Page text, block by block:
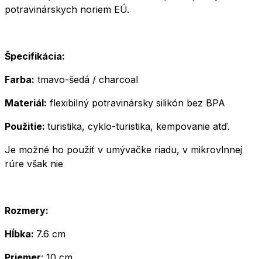
potravinárskych noriem EÚ.
Špecifikácia:
Farba: tmavo-šedá / charcoal
Materiál: flexibilný potravinársky silikón bez BPA
Použitie: turistika, cyklo-turistika, kempovanie atď.
Je možné ho použiť v umývačke riadu, v mikrovlnnej
rúre však nie
Rozmery:
Hĺbka: 7.6 cm